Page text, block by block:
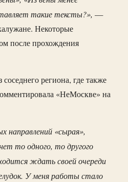
такие тексты?», —
Некоторые
после прохождения
региона, где также
«НеМоскве» на
направлений «сырая»,
то одного, то другого
ждать своей очереди
У меня работы стало